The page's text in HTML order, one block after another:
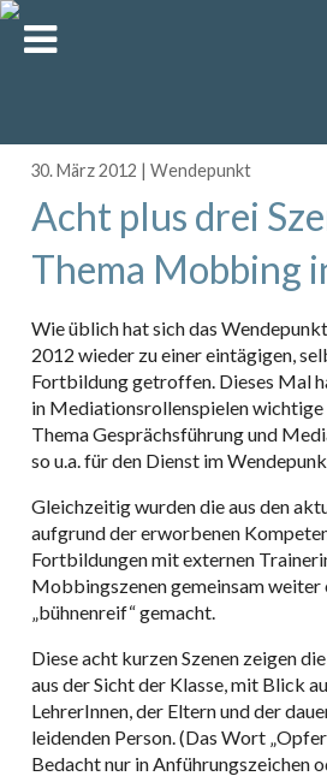
30. März 2012 |Wendepunkt
Acht plus drei
Thema Mobbing
Wie üblich hat sich das
2012 wieder zu einer eintägigen,
Fortbildung getroffen. Dieses Mal
in Mediationsrollenspielen wichtige
Thema Gesprächsführung und
so u.a. für den Dienst im
Gleichzeitig wurden die aus den
aufgrund der erworbenen
Fortbildungen mit externen
Mobbingszenen gemeinsam
„bühnenreif“ gemacht.
Diese acht kurzen Szenen zeigen
aus der Sicht der Klasse, mit Blick
LehrerInnen, der Eltern und der
leidenden Person. (Das Wort
Bedacht nur in Anführungszeichen